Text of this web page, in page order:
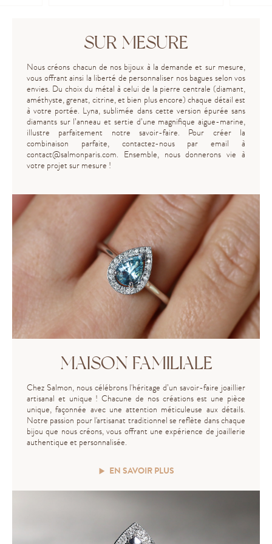
SUR MESURE
Nous créons chacun de nos bijoux à la demande et sur mesure,
vous offrant ainsi la liberté de personnaliser nos bagues selon vos
envies. Du choix du métal à celui de la pierre centrale (diamant,
améthyste, grenat, citrine, et bien plus encore) chaque détail est
à votre portée. Lyna, sublimée dans cette version épurée sans
diamants sur l’anneau et sertie d’une magnifique aigue-marine,
illustre parfaitement notre savoir-faire. Pour créer la
combinaison parfaite, contactez-nous par email à
contact@salmonparis.com. Ensemble, nous donnerons vie à
votre projet sur mesure !
MAISON FAMILIALE
Chez Salmon, nous célébrons l'héritage d’un savoir-faire joaillier
artisanal et unique ! Chacune de nos créations est une pièce
unique, façonnée avec une attention méticuleuse aux détails.
Notre passion pour l'artisanat traditionnel se reflète dans chaque
bijou que nous créons, vous offrant une expérience de joaillerie
authentique et personnalisée.
EN SAVOIR PLUS